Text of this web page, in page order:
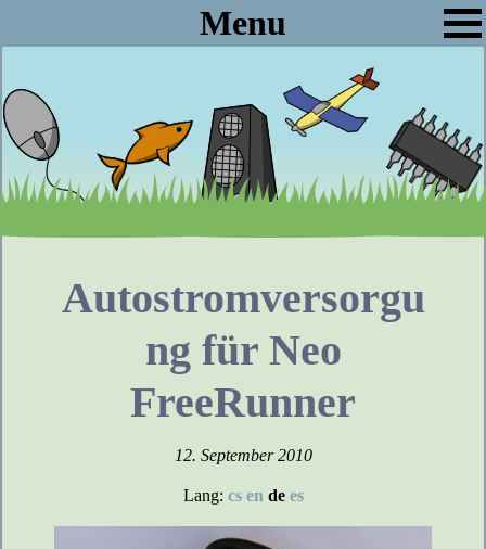
Menu
Autostromversorgu
ng für Neo
FreeRunner
12. September 2010
Lang: cs en de es